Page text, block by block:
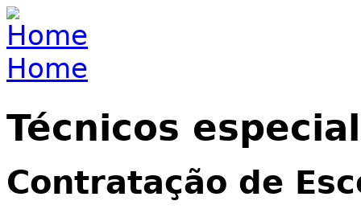
Jump to navigation
You are here
Home
Técnicos
Contratação de